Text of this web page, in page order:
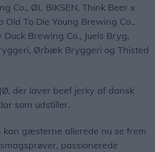
Co., ØL BIKSEN, Think Beer x
Old To Die Young Brewing Co.,
Duck Brewing Co., Juels Bryg,
Ørbæk Bryggeri og Thisted
der laver beef jerky af dansk
som udstiller.
kan gæsterne allerede nu se frem
passionerede